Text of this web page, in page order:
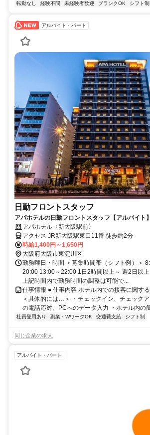
転勤なし
経験不問 未経験者歓迎 ブランクOK シフト制
アルバイト・パート
日勤フロントスタッフ
アパホテルの日勤フロントスタッフ【アルバイト
研修充実で安心スタート
アパホテル〈新大阪駅前〉
アクセス JR新大阪駅東口11番 徒歩約2分
時給1,400円～1,650円
大阪府大阪市東淀川区
勤務曜日・時間 ＜募集時間帯（シフト例）＞
20:00 13:00～22:00 1日2時間以上～ 週2日以
上記時間内で勤務時間の調整は可能で...
仕事情報 ● 仕事内容 ホテル内での接客に関す
＜具体的には…＞ ・チェックイン、チェック
の電話応対、PCへのデータ入力 ・ホテル内の
社員登用あり 副業・WワークOK 交通費支給 シフト制
同じ企業の求人
アルバイト・パート